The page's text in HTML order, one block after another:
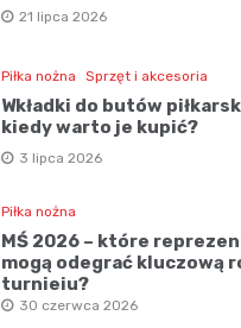
21 lipca 2026
Piłka nożna Sprzęt i akcesoria
Wkładki do butów
kiedy warto je kupić?
3 lipca 2026
Piłka nożna
MŚ 2026 – które
mogą odegrać kluczową
turnieju?
30 czerwca 2026